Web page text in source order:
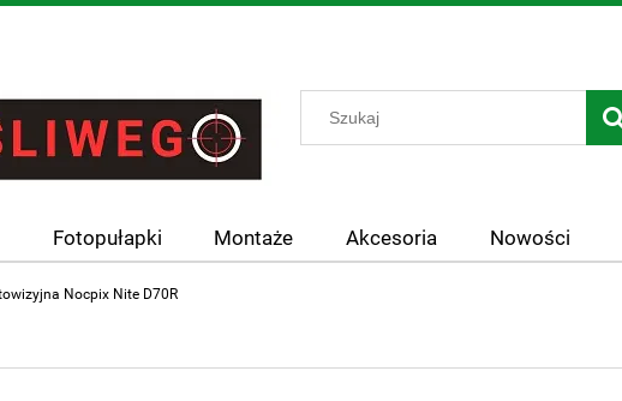
Fotopułapki Montaże Akcesoria Nowości
Nocpix Nite D70R